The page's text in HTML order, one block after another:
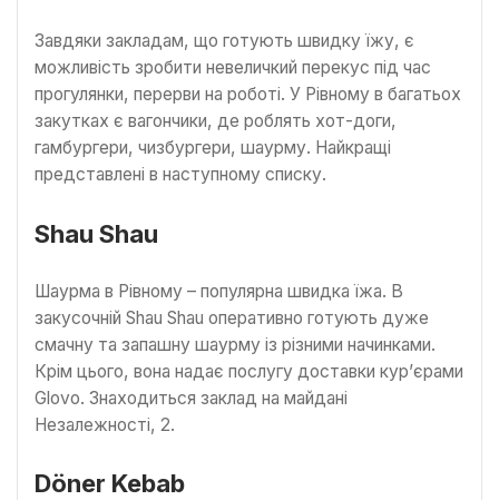
Завдяки закладам, що готують швидку їжу, є
можливість зробити невеличкий перекус під час
прогулянки, перерви на роботі. У Рівному в багатьох
закутках є вагончики, де роблять хот-доги,
гамбургери, чизбургери, шаурму. Найкращі
представлені в наступному списку.
Shau Shau
Шаурма в Рівному – популярна швидка їжа. В
закусочній Shau Shau оперативно готують дуже
смачну та запашну шаурму із різними начинками.
Крім цього, вона надає послугу доставки кур’єрами
Glovo. Знаходиться заклад на майдані
Незалежності, 2.
Döner Kebab